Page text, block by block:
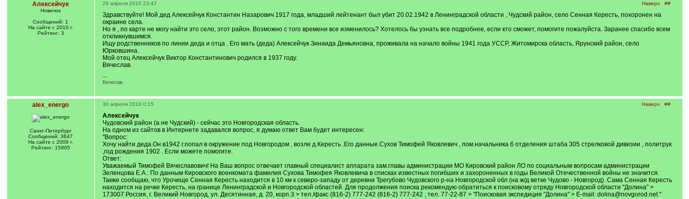
Алексейчук
Новичок
Сообщений: 1
На сайте с 2010 г.
Рейтинг: 3
Наверх ##
29 апреля 2010 23:47
Здравствуйте! Мой дед Алексейчук Константин Назарович 1917 года, младший лейтенант был убит 20.02.1942 в Ленинградской области , Чудский район, село Сенная Кересть, похоронен на
окраине села.
Но я , по карте не могу найти это село, этот район. Возможно с того времени все изменилось? Хотелось бы узнать все подробнее, если кто сможет, помогите пожалуйста. Заранее спасибо всем
откликнувшимся.
Ищу родственников по линии деда и отца . Его мать (деда) Алексейчук Зинаида Демьяновна, проживала на начало войны 1941 года УССР, Житомирска область, Ярунский район, село
Юрковшина.
Мой отец Алексейчук Виктор Константинович родился в 1937 году.
Вячеслав.
---
Вячеслав.
alex_energo
Санкт-Петербург
Сообщений: 3647
На сайте с 2009 г.
Рейтинг: 15865
Наверх ##
30 апреля 2010 0:15
Алексейчук
Чудовский район (а не Чудский) - сейчас это Новгородская область.
На одном из сайтов в Интернете задавался вопрос, я думаю ответ Вам будет интересен:
"Вопрос:
Хочу найти деда.Он в1942 г.попал в окружение под Новгородом , возле д.Кересть .Его данные.Сухов Тимофей Яковлевич , пом.начальника 6 отделения штаба 305 стрелковой дивизии , политрук
,год рождения 1902 . Если можете помогите.
Ответ:
Уважаемый Тимофей Вячеславович! На Ваш вопрос отвечает главный специалист аппарата зам.главы администрации МО Кировский район ЛО по социальным вопросам администрации
Зеленцова Е.А.: По данным Кировского военкомата фамилия Сухова Тимофея Яковлевича в списках известных погибших и захороненных в годы Великой Отечественной войны не значится.
Также сообщаю, что Урочище Сенная Кересть находится в 10 км к северо-западу от деревни Трегубово Чудовского р-на Новгородской обл (на ж/д ветке Чудово - Новгород). Сама Сенная Кересть
находится на речке Кересть, на границе Ленинградской и Новгородской областей. Для продолжения поиска рекомендую обратиться к поисковому отряду Новгородской области "Долина" >
173007 Россия, г. Великий Новгород, ул. Десятинная, д. 20, корп.3 > тел./факс (816-2) 777-242 (816-2) 777-242 , тел. 77-22-87 > "Поисковая экспедиция "Долина" > E-mail: dolina@novgorod.net "